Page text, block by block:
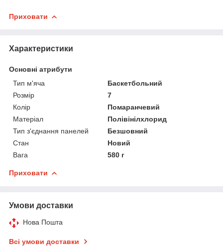
Приховати
Характеристики
Основні атрибути
Тип м'яча
Баскетбольний
Розмір
7
Колір
Помаранчевий
Матеріал
Полівінілхлорид
Тип з'єднання панелей
Безшовний
Стан
Новий
Вага
580 г
Приховати
Умови доставки
Нова Пошта
Всі умови доставки